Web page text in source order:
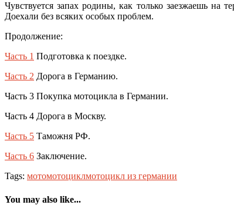
Чувствуется запах родины, как только заезжаешь на
Доехали без всяких особых проблем.
Продолжение:
Часть 1 Подготовка к поездке.
Часть 2 Дорога в Германию.
Часть 3 Покупка мотоцикла в Германии.
Часть 4 Дорога в Москву.
Часть 5 Таможня РФ.
Часть 6 Заключение.
Tags: мотомотоциклмотоцикл из германии
You may also like...